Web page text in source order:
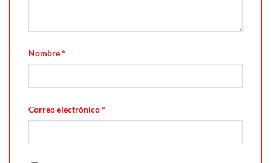
Nombre*
Correo electrónico*